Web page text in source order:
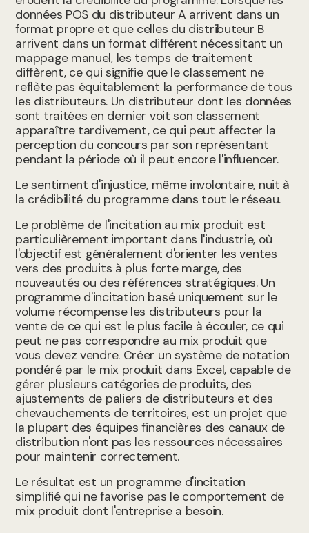
données POS du distributeur A arrivent dans un
format propre et que celles du distributeur B
arrivent dans un format différent nécessitant un
mappage manuel, les temps de traitement
diffèrent, ce qui signifie que le classement ne
reflète pas équitablement la performance de tous
les distributeurs. Un distributeur dont les données
sont traitées en dernier voit son classement
apparaître tardivement, ce qui peut affecter la
perception du concours par son représentant
pendant la période où il peut encore l'influencer.
Le sentiment d'injustice, même involontaire, nuit à
la crédibilité du programme dans tout le réseau.
Le problème de l'incitation au mix produit est
particulièrement important dans l'industrie, où
l'objectif est généralement d'orienter les ventes
vers des produits à plus forte marge, des
nouveautés ou des références stratégiques. Un
programme d'incitation basé uniquement sur le
volume récompense les distributeurs pour la
vente de ce qui est le plus facile à écouler, ce qui
peut ne pas correspondre au mix produit que
vous devez vendre. Créer un système de notation
pondéré par le mix produit dans Excel, capable de
gérer plusieurs catégories de produits, des
ajustements de paliers de distributeurs et des
chevauchements de territoires, est un projet que
la plupart des équipes financières des canaux de
distribution n'ont pas les ressources nécessaires
pour maintenir correctement.
Le résultat est un programme d'incitation
simplifié qui ne favorise pas le comportement de
mix produit dont l'entreprise a besoin.